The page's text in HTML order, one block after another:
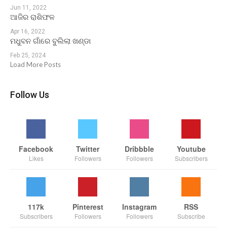
Jun 11, 2022
ଆଜିର ରାଶିଫଳ
Apr 16, 2022
ମଧୁବନ ଗାଁରେ ବୁଲିଲା ଖଣ୍ଡା
Feb 25, 2024
Load More Posts
Follow Us
Facebook
Likes
Twitter
Followers
Dribbble
Followers
Youtube
Subscribers
117k
Subscribers
Pinterest
Followers
Instagram
Followers
RSS
Subscribe